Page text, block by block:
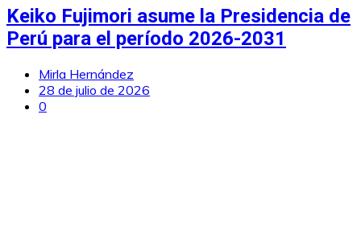
Keiko Fujimori asume la Presidencia de
Perú para el período 2026-2031
Mirla Hernández
28 de julio de 2026
0